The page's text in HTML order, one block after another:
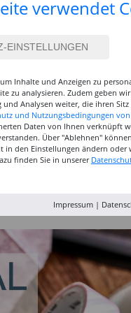
12,99 €
verwendet
Inhalte und Anzeigen zu
zu analysieren. Zudem geben
und Analysen weiter, die ihren
und Nutzungsbedingungen
Daten von Ihnen verknüpft
Über "Ablehnen"
in den Einstellungen ändern oder
finden Sie in unserer
Impressum|